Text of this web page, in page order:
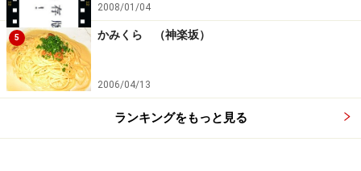
2008/01/04
5 かみくら （神楽坂）
2006/04/13
ランキングをもっと見る